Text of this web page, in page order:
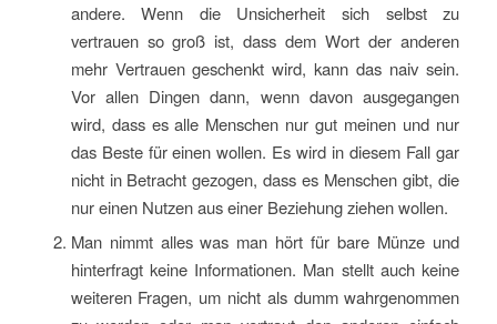
andere. Wenn die Unsicherheit sich selbst zu
vertrauen so groß ist, dass dem Wort der anderen
mehr Vertrauen geschenkt wird, kann das naiv sein.
Vor allen Dingen dann, wenn davon ausgegangen
wird, dass es alle Menschen nur gut meinen und nur
das Beste für einen wollen. Es wird in diesem Fall gar
nicht in Betracht gezogen, dass es Menschen gibt, die
nur einen Nutzen aus einer Beziehung ziehen wollen.
Man nimmt alles was man hört für bare Münze und
hinterfragt keine Informationen. Man stellt auch keine
weiteren Fragen, um nicht als dumm wahrgenommen